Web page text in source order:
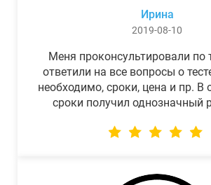
Ирина
2019-08-10
Меня проконсультировали по
ответили на все вопросы о
необходимо, сроки, цена и пр. В
сроки получил однозначный